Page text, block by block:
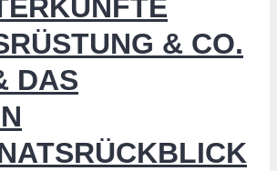
& CO.
DAS